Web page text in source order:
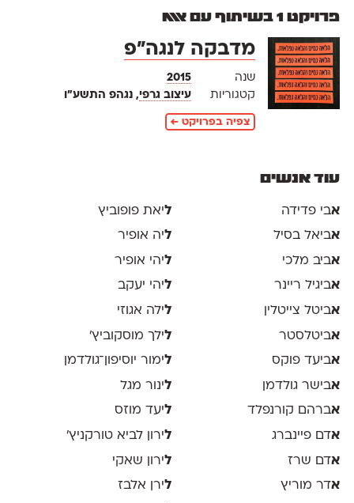
פרויקט 1 בשיתוף עם אאא
מדבקה לנגה"פ
שנה
2015
קטגוריות
עיצוב גרפי, נגהפ התשע"ו
צפיה בפרויקט ←
עוד אנשים
אבי פדידה
אביאל בסיל
אביב מלכי
אביגיל ריינר
אביטל צייטלין
אביטלסטר
אביעד פוקס
אבישר גולדמן
אברהם קורנפלד
אדם פיינברג
אדם שרז
אדר מוריץ
ליאת פופוביץ
ליה אופיר
ליהי אופיר
ליהי יעקב
לילה אגוזי
לילך מוסקוביץ'
לימור יוסיפון־גולדמן
לינור מגל
ליעד מוזס
לירון לביא טורקניץ׳
לירון שאקי
לירן אלבז